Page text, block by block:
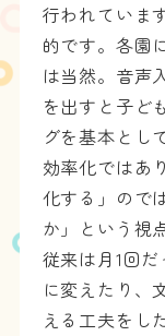
行われていま
的です。各園
は当然。音声
を出すと子ど
グを基本とし
効率化ではあ
化する」ので
か」という視
従来は月1回
に変えたり、
える工夫をし